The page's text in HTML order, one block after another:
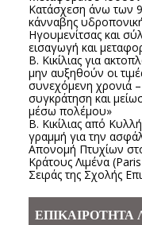
Κατάσχεση άνω των
κάνναβης
Ηγουμενίτσας και
εισαγωγή και
Β. Κικίλιας για
μην αυξηθούν οι
συνεχόμενη χρονιά
συγκράτηση και
μέσω πολέμου»
Β. Κικίλιας από
γραμμή για την
Απονομή Πτυχίων
Κράτους Λιμένα
Σειράς της Σχολής
ΕΠΙΚΑΙΡΟΤΗΤΑ